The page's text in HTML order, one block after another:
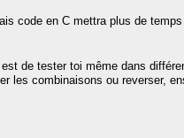
code en C mettra plus de
est de tester toi même dans
les combinaisons ou reverser,